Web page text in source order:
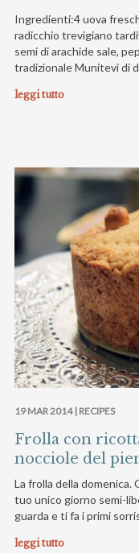
Ingredienti:4 uova
radicchio trevigiano
semi di arachide sale,
tradizionale Munitevi di
leggi tutto
19 MAR 2014 | RECIPES
Frolla con
nocciole del
La frolla della domenica.
tuo unico giorno semi-
guarda e ti fa i primi
leggi tutto